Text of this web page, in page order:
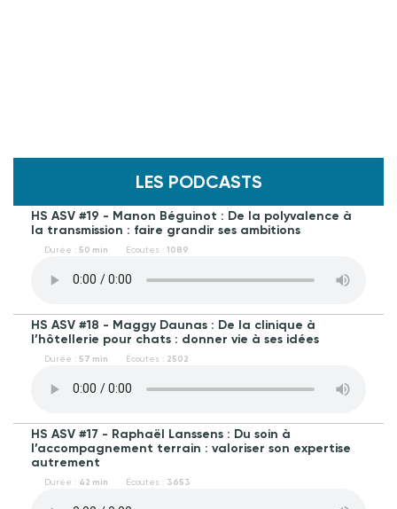
LES PODCASTS
HS ASV #19 - Manon Béguinot : De la polyvalence à
la transmission : faire grandir ses ambitions
Durée : 50 min Écoutes : 1089
HS ASV #18 - Maggy Daunas : De la clinique à
l’hôtellerie pour chats : donner vie à ses idées
Durée : 57 min Écoutes : 2502
HS ASV #17 - Raphaël Lanssens : Du soin à
l’accompagnement terrain : valoriser son expertise
autrement
Durée : 42 min Écoutes : 3653